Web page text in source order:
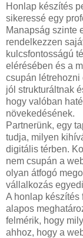
Honlap készítés
sikeressé egy
Manapság szinte
rendelkezzen
kulcsfontosságú
elérésében és a
csupán
jól strukturáltnak
hogy valóban
növekedésének.
Partnerünk, egy
tudja, milyen
digitális térben.
nem csupán a
olyan átfogó
vállalkozás
A honlap készítés
alapos
felmérik, hogy
ahhoz, hogy a